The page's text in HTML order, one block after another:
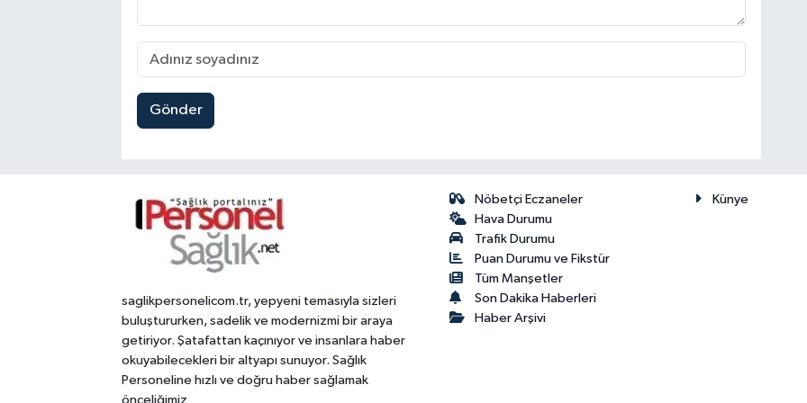
Gönder
saglikpersonelicom.tr, yepyeni temasıyla sizleri
buluştururken, sadelik ve modernizmi bir araya
getiriyor. Şatafattan kaçınıyor ve insanlara haber
okuyabilecekleri bir altyapı sunuyor. Sağlık
Personeline hızlı ve doğru haber sağlamak
önceliğimiz
Nöbetçi Eczaneler
Hava Durumu
Trafik Durumu
Puan Durumu ve Fikstür
Tüm Manşetler
Son Dakika Haberleri
Haber Arşivi
Künye